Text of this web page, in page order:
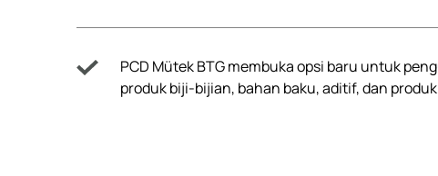
PCD Mütek BTG membuka opsi baru untuk
produk biji-bijian, bahan baku, aditif, dan